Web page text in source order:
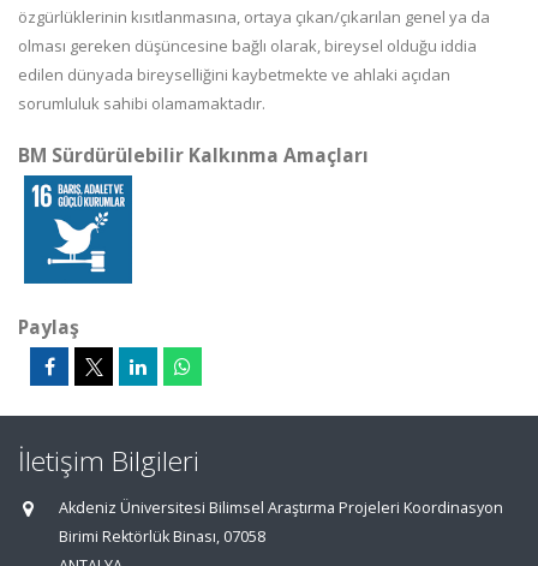
özgürlüklerinin kısıtlanmasına, ortaya çıkan/çıkarılan genel ya da
olması gereken düşüncesine bağlı olarak, bireysel olduğu iddia
edilen dünyada bireyselliğini kaybetmekte ve ahlaki açıdan
sorumluluk sahibi olamamaktadır.
BM Sürdürülebilir Kalkınma Amaçları
Paylaş
İletişim Bilgileri
Akdeniz Üniversitesi Bilimsel Araştırma Projeleri Koordinasyon
Birimi Rektörlük Binası, 07058